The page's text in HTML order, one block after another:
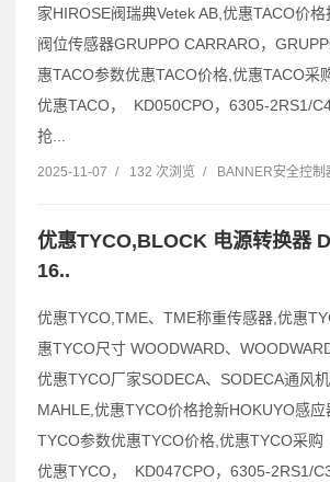
家HIROSE阀瑞典Vetek AB,优惠TACO价
阀位传感器GRUPPO CARRARO，
惠TACO参数优惠TACO价格,优惠TACO采
优惠TACO， KD050CPO，6305-2RS1/C4
抢...
2025-11-07 / 132 次浏览 / BANNER安全控制
优惠TYCO,BLOCK 电源转换器
16..
优惠TYCO,TME、TME称重传感器,优惠
惠TYCO尺寸 WOODWARD、
优惠TYCO厂家SODECA、SODECA通风机
MAHLE,优惠TYCO价格抢新HOKUYO感
TYCO参数优惠TYCO价格,优惠TYCO采购
优惠TYCO， KD047CPO，6305-2RS1/